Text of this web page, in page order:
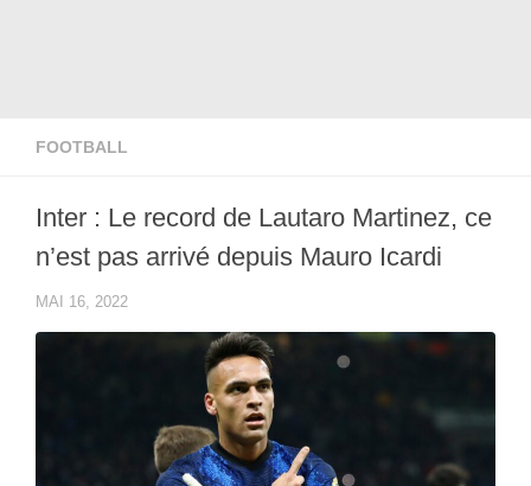
FOOTBALL
Inter : Le record de Lautaro Martinez, ce
n’est pas arrivé depuis Mauro Icardi
MAI 16, 2022